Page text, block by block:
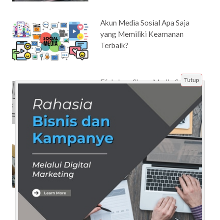
Akun Media Sosial Apa Saja
yang Memiliki Keamanan
Terbaik?
Efek Jasa Share Media Sosial
terhadap SEO Website Anda
Tips Lolos SIMAK UI:
Memahami Sistem Penilaian
dan Strategi Menjawab Soal
Tutup